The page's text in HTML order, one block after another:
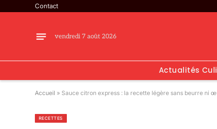
Contact
vendredi 7 août 2026
Actualités
Accueil » Sauce citron express : la recette légère sans beurre ni
RECETTES